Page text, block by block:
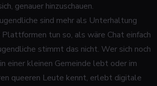
genauer hinzuschauen.
sind mehr als Unterhaltung
tun so, als wäre Chat einfach
stimmt das nicht. Wer sich noch
einer kleinen Gemeinde lebt oder im
queeren Leute kennt, erlebt digitale